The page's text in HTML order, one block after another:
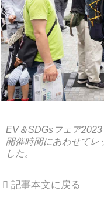
EV＆SDGsフェア
開催時間にあわせてレ
した。
記事本文に戻る